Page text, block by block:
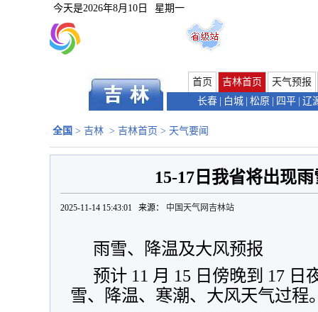
今天是2026年8月10日 星期一
首页 吉林首页
天气预报
长春
白城 松原 四平 辽
全国 > 吉林 > 吉林首页 > 天气要闻
15-17日我省将出现
2025-11-14 15:43:01 来源： 中国天气网吉林站
雨雪、降温及大风预报
预计 11 月 15 日傍晚到 17 日
雪、降温、寒潮、大风天气过程